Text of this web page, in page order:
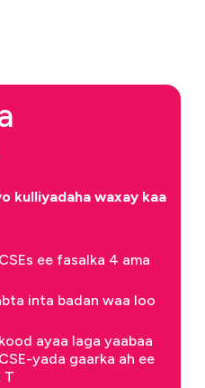
kulliyadaha waxay kaa
ee fasalka 4 ama
inta badan waa loo
ayaa laga yaabaa
yada gaarka ah ee
T